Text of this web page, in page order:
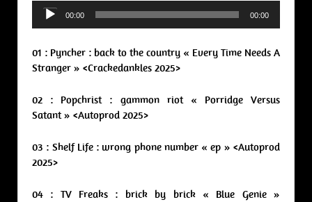
Audio
Player
00:00 00:00
01 : Pyncher : back to the country « Every Time Needs A
Stranger » <Crackedankles 2025>
02 : Popchrist : gammon riot « Porridge Versus
Satant » <Autoprod 2025>
03 : Shelf Life : wrong phone number « ep » <Autoprod
2025>
04 : TV Freaks : brick by brick « Blue Genie »